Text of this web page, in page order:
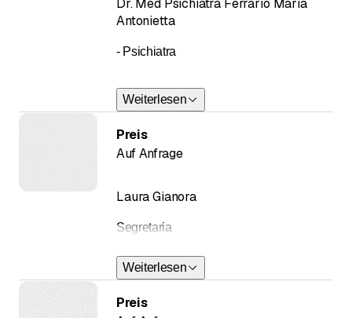
Antonietta
- Psichiatra
Weiterlesen
Laura Gianora
Segretaria
Weiterlesen
Preis
Auf Anfrage
Preis